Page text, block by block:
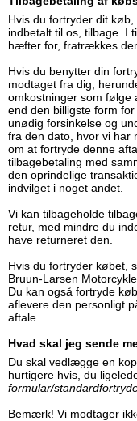
Hvis du fortryder dit
indbetalt til os, tilbage. I
hæfter for, fratrækkes
Hvis du benytter din
modtaget fra dig,
omkostninger som følge
end den billigste form
unødig forsinkelse og
fra den dato, hvor vi har
om at fortryde denne
tilbagebetaling med
den oprindelige
indvilget i noget andet.
Vi kan tilbageholde
retur, med mindre du
have returneret den.
Hvis du fortryder købet,
Bruun-Larsen
Du kan også fortryde
aflevere den personligt
aftale.
Hvad skal jeg sende
Du skal vedlægge en
hurtigere hvis, du
formular/
Bemærk! Vi modtager